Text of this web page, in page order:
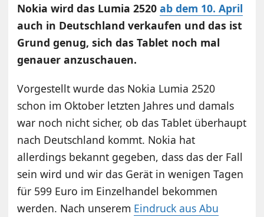
Nokia wird das Lumia 2520ab dem 10. April
auch in Deutschland verkaufen und das ist
Grund genug, sich das Tablet noch mal
genauer anzuschauen.
Vorgestellt wurde das Nokia Lumia 2520
schon im Oktober letzten Jahres und damals
war noch nicht sicher, ob das Tablet überhaupt
nach Deutschland kommt. Nokia hat
allerdings bekannt gegeben, dass das der Fall
sein wird und wir das Gerät in wenigen Tagen
für 599 Euro im Einzelhandel bekommen
werden. Nach unserem Eindruck aus Abu